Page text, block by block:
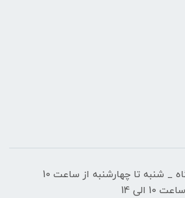
ساعات کاری فروشگاه _ شنبه تا چهارشنبه از ساعت 10